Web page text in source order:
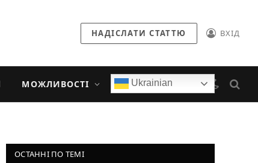
НАДІСЛАТИ СТАТТЮ ВХІД
МОЖЛИВОСТІ Ukrainian
ОСТАННІ ПО ТЕМІ